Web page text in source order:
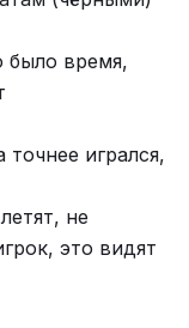
было время,
игрался,
не
это видят